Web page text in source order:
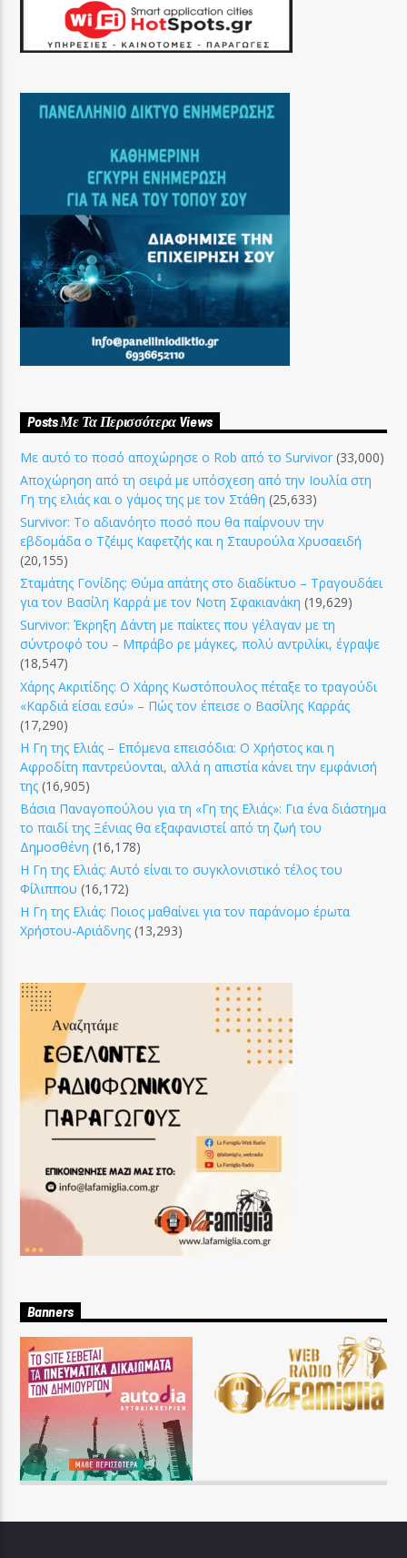
Posts Με Τα Περισσότερα Views
Με αυτό το ποσό αποχώρησε ο Rob από το Survivor (33,000)
Αποχώρηση από τη σειρά με υπόσχεση από την Ιουλία στη
Γη της ελιάς και ο γάμος της με τον Στάθη (25,633)
Survivor: Το αδιανόητο ποσό που θα παίρνουν την
εβδομάδα ο Τζέιμς Καφετζής και η Σταυρούλα Χρυσαειδή
(20,155)
Σταμάτης Γονίδης: Θύμα απάτης στο διαδίκτυο – Τραγουδάει
για τον Βασίλη Καρρά με τον Νοτη Σφακιανάκη (19,629)
Survivor: Έκρηξη Δάντη με παίκτες που γέλαγαν με τη
σύντροφό του – Μπράβο ρε μάγκες, πολύ αντριλίκι, έγραψε
(18,547)
Χάρης Ακριτίδης: Ο Χάρης Κωστόπουλος πέταξε το τραγούδι
«Καρδιά είσαι εσύ» – Πώς τον έπεισε ο Βασίλης Καρράς
(17,290)
Η Γη της Ελιάς – Επόμενα επεισόδια: Ο Χρήστος και η
Αφροδίτη παντρεύονται, αλλά η απιστία κάνει την εμφάνισή
της (16,905)
Βάσια Παναγοπούλου για τη «Γη της Ελιάς»: Για ένα διάστημα
το παιδί της Ξένιας θα εξαφανιστεί από τη ζωή του
Δημοσθένη (16,178)
Η Γη της Ελιάς: Αυτό είναι το συγκλονιστικό τέλος του
Φίλιππου (16,172)
Η Γη της Ελιάς: Ποιος μαθαίνει για τον παράνομο έρωτα
Χρήστου-Αριάδνης (13,293)
Banners